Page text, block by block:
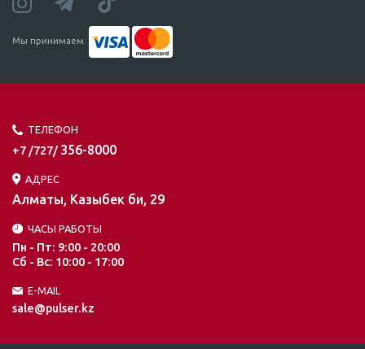
Мы принимаем:
ТЕЛЕФОН
+7 /727/ 356-8000
АДРЕС
Алматы, Казыбек би, 29
ЧАСЫ РАБОТЫ
Пн - Пт: 9:00 - 20:00
Сб - Вс: 10:00 - 17:00
E-MAIL
sale@pulser.kz